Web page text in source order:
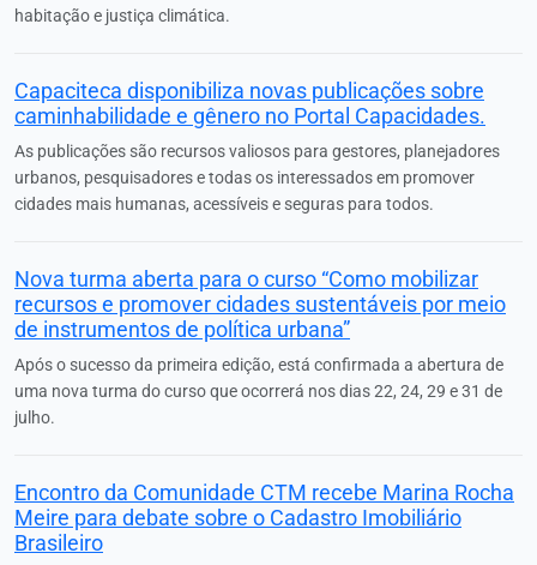
habitação e justiça climática.
Capaciteca disponibiliza novas publicações sobre
caminhabilidade e gênero no Portal Capacidades.
As publicações são recursos valiosos para gestores, planejadores
urbanos, pesquisadores e todas os interessados em promover
cidades mais humanas, acessíveis e seguras para todos.
Nova turma aberta para o curso “Como mobilizar
recursos e promover cidades sustentáveis por meio
de instrumentos de política urbana”
Após o sucesso da primeira edição, está confirmada a abertura de
uma nova turma do curso que ocorrerá nos dias 22, 24, 29 e 31 de
julho.
Encontro da Comunidade CTM recebe Marina Rocha
Meire para debate sobre o Cadastro Imobiliário
Brasileiro